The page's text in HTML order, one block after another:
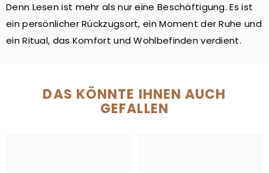
Denn Lesen ist mehr als nur eine Beschäftigung. Es ist
ein persönlicher Rückzugsort, ein Moment der Ruhe und
ein Ritual, das Komfort und Wohlbefinden verdient.
DAS KÖNNTE IHNEN AUCH
GEFALLEN